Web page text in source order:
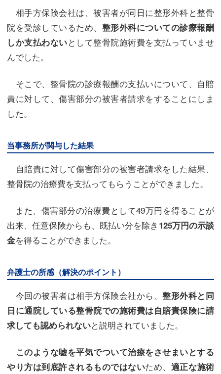
相手方保険会社は、被害者が同日に整形外科と整骨
院を受診しているため、 整形外科についての診療報酬
しか支払わないとして整骨院施術費を支払っていませ
んでした。
そこで、整骨院の診療報酬の支払いについて、自賠
責に対して、傷害部分の被害者請求をすることにしま
した。
当事務所が関与した結果
自賠責に対して傷害部分の被害者請求をした結果、
整骨院の治療費を支払ってもらうことができました。
また、傷害部分の治療費として49万円を得ることが
出来、任意保険からも、既払い分を除き 125万円の示談
金を得ることができました。
弁護士の所感（解決のポイント）
今回の被害者は相手方保険会社から、整形外科と同
日に通院している整骨院での施術費は自賠責保険に請
求しても認められないと説明されていました。
このような嘘を平気でついて治療をさせまいとする
やり方は到底許されるものではないため、 適正な施術